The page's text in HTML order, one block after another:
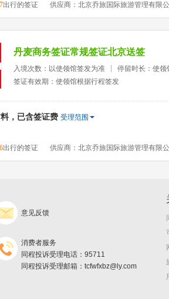
出行的签证 供应商：北京乔旅国际旅游管理有限
丹麦商务签证常规签证北京送签
入境次数：以使领馆签发为准
停留时长：使领
签证有效期：使领馆根据行程签发
，已含签证费 受理范围
出行的签证 供应商：北京乔旅国际旅游管理有限
意见反馈
消费者服务
同程投诉受理电话：95711
同程投诉受理邮箱：tcfwfxbz@ly.com